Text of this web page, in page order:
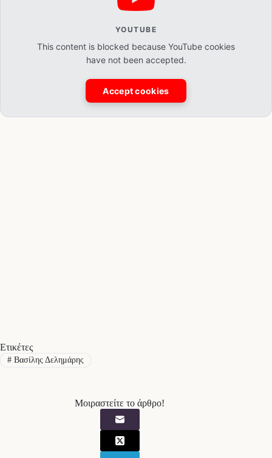
YOUTUBE
This content is blocked because YouTube cookies
have not been accepted.
Accept cookies
Ετικέτες
#Βασίλης Δελημάρης
Μοιραστείτε το άρθρο!